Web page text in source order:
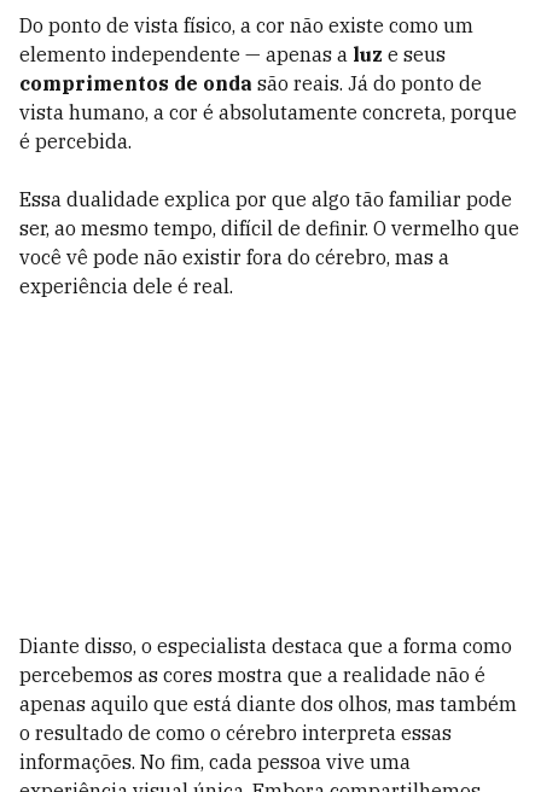
Do ponto de vista físico, a cor não existe como um
elemento independente — apenas a luz e seus
comprimentos de onda são reais. Já do ponto de
vista humano, a cor é absolutamente concreta, porque
é percebida.
Essa dualidade explica por que algo tão familiar pode
ser, ao mesmo tempo, difícil de definir. O vermelho que
você vê pode não existir fora do cérebro, mas a
experiência dele é real.
Diante disso, o especialista destaca que a forma como
percebemos as cores mostra que a realidade não é
apenas aquilo que está diante dos olhos, mas também
o resultado de como o cérebro interpreta essas
informações. No fim, cada pessoa vive uma